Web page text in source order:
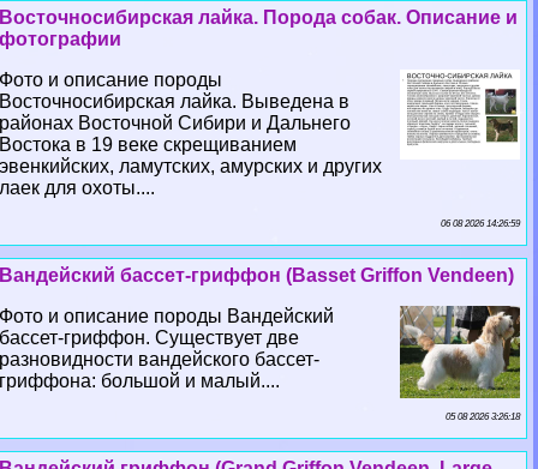
Восточносибирская лайка. Порода собак. Описание и
фотографии
Фото и описание породы
Восточносибирская лайка. Выведена в
районах Восточной Сибири и Дальнего
Востока в 19 веке скрещиванием
эвенкийских, ламутских, амурских и других
лаек для охоты....
06 08 2026 14:26:59
Вандейский бассет-гриффон (Basset Griffon Vendeen)
Фото и описание породы Вандейский
бассет-гриффон. Существует две
разновидности вандейского бассет-
гриффона: большой и малый....
05 08 2026 3:26:18